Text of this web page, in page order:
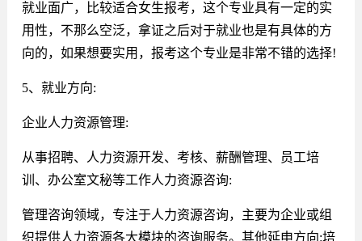
就业面广，比较适合女生报考，这个专业具有一定的实
用性，不那么空泛，拿证之后对于就业也是有具体的方
向的，如果想要实用，报考这个专业是非常不错的选择!
5、就业方向:
企业人力资源管理:
从事招聘、人力资源开发、考核、薪酬管理、员工培
训、办公室文秘等工作人力资源咨询:
管理咨询领域，专注于人力资源咨询，主要为企业或组
织提供人力资源各大模块的咨询服务。其他延申方向:培